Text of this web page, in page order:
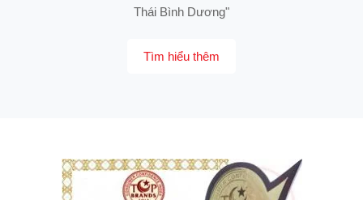
Thái Bình Dương"
Tìm hiểu thêm